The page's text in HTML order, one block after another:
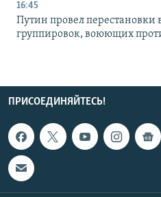
16:45
Путин провел перестановки
группировок, воюющих
ПРИСОЕДИНЯЙТЕСЬ!